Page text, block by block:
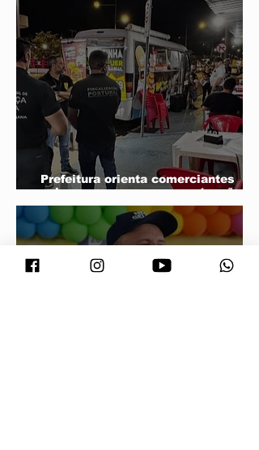
Prefeitura orienta comerciantes
sobre novas regras para atuação de
food trucks